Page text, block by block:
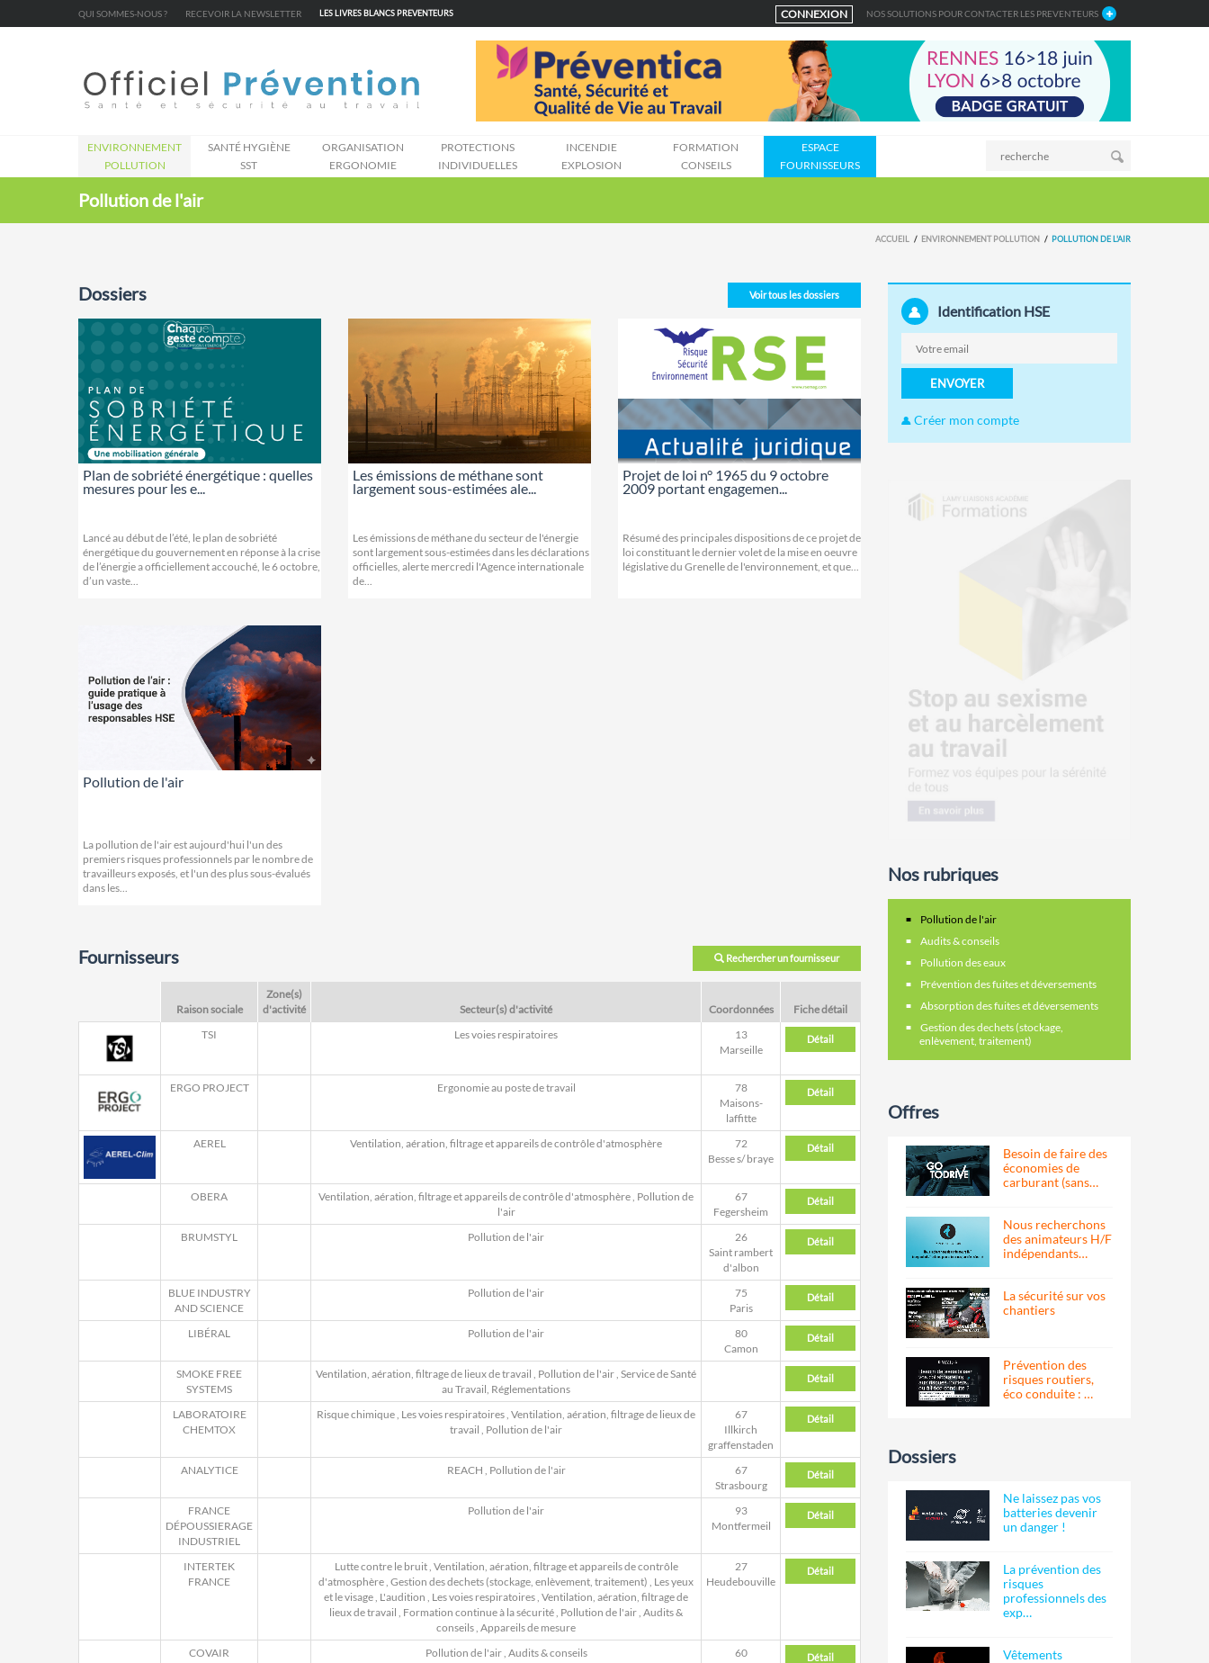
QUI SOMMES-NOUS ? RECEVOIR LA NEWSLETTER LES LIVRES BLANCS PREVENTEURS CONNEXION NOS SOLUTIONS POUR CONTACTER LES PREVENTEURS
ENVIRONNEMENT
POLLUTION
SANTÉ HYGIÈNE
SST
ORGANISATION
ERGONOMIE
PROTECTIONS
INDIVIDUELLES
INCENDIE
EXPLOSION
FORMATION
CONSEILS
ESPACE
FOURNISSEURS
Pollution de l'air
ACCUEIL ENVIRONNEMENT POLLUTION POLLUTION DE L'AIR
Voir tous les dossiers
Dossiers
Plan de sobriété énergétique : quelles
mesures pour les e...
Lancé au début de l’été, le plan de sobriété
énergétique du gouvernement en réponse à la crise
de l’énergie a officiellement accouché, le 6 octobre,
d’un vaste...
Les émissions de méthane sont
largement sous-estimées ale...
Les émissions de méthane du secteur de l'énergie
sont largement sous-estimées dans les déclarations
officielles, alerte mercredi l'Agence internationale
de...
Projet de loi n° 1965 du 9 octobre
2009 portant engagemen...
Résumé des principales dispositions de ce projet de
loi constituant le dernier volet de la mise en oeuvre
législative du Grenelle de l'environnement, et que...
Pollution de l'air
La pollution de l'air est aujourd'hui l'un des
premiers risques professionnels par le nombre de
travailleurs exposés, et l'un des plus sous-évalués
dans les...
Rechercher un fournisseur
Fournisseurs
Raison sociale
Zone(s)
d'activité
Secteur(s) d'activité Coordonnées
Fiche détail
TSI
Les voies respiratoires
13
Marseille
Détail
ERGO PROJECT Ergonomie au poste de travail
78
Maisons-
laffitte
Détail
AEREL Ventilation, aération, filtrage et appareils de contrôle d'atmosphère
72
Besse s/ braye
Détail
OBERA Ventilation, aération, filtrage et appareils de contrôle d'atmosphère, Pollution de
l'air
67
Fegersheim
Détail
BRUMSTYL Pollution de l'air
26
Saint rambert
d'albon
Détail
BLUE INDUSTRY
AND SCIENCE
Pollution de l'air
75
Paris
Détail
LIBÉRAL Pollution de l'air
80
Camon
Détail
SMOKE FREE
SYSTEMS
Ventilation, aération, filtrage de lieux de travail , Pollution de l'air, Service de Santé
au Travail, Réglementations
Détail
LABORATOIRE
CHEMTOX
Risque chimique, Les voies respiratoires, Ventilation, aération, filtrage de lieux de
travail , Pollution de l'air
67
Illkirch
graffenstaden
Détail
ANALYTICE REACH , Pollution de l'air
67
Strasbourg
Détail
FRANCE
DÉPOUSSIERAGE
INDUSTRIEL
Pollution de l'air
93
Montfermeil
Détail
INTERTEK
FRANCE
Lutte contre le bruit, Ventilation, aération, filtrage et appareils de contrôle
d'atmosphère, Gestion des dechets (stockage, enlèvement, traitement) , Les yeux
et le visage, L'audition , Les voies respiratoires, Ventilation, aération, filtrage de
lieux de travail , Formation continue à la sécurité, Pollution de l'air, Audits &
conseils, Appareils de mesure
27
Heudebouville
Détail
COVAIR Pollution de l'air, Audits & conseils
60
Détail
Identification HSE
ENVOYER
Créer mon compte
Nos rubriques
Pollution de l'air
Audits & conseils
Pollution des eaux
Prévention des fuites et déversements
Absorption des fuites et déversements
Gestion des dechets (stockage,
enlèvement, traitement)
Offres
Besoin de faire des
économies de
carburant (sans…
Nous recherchons
des animateurs H/F
indépendants…
La sécurité sur vos
chantiers
Prévention des
risques routiers,
éco conduite : …
Dossiers
Ne laissez pas vos
batteries devenir
un danger !
La prévention des
risques
professionnels des
exp…
Vêtements
Cookies management panel